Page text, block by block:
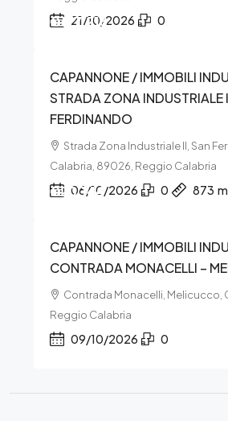
21/10/2026 0
€177.216
CAPANNONE / IMMOBILI
STRADA ZONA INDUSTRIALE
FERDINANDO
Strada Zona Industriale II, San
Calabria, 89026, Reggio Calabria
06/10/2026 0 873
€20.144
CAPANNONE / IMMOBILI
CONTRADA MONACELLI –
Contrada Monacelli, Melicucco,
Reggio Calabria
09/10/2026 0